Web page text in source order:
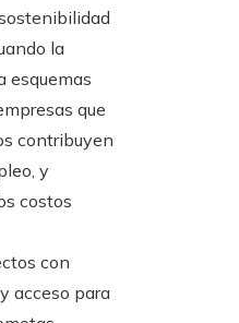
la
esquemas
que
contribuyen
y
costos
con
acceso para